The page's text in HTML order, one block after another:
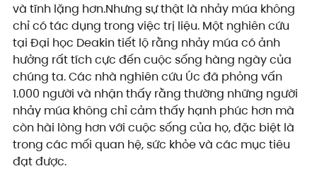
và tĩnh lặng hơn.Nhưng sự thật là nhảy múa không
chỉ có tác dụng trong việc trị liệu. Một nghiên cứu
tại Đại học Deakin tiết lộ rằng nhảy múa có ảnh
hưởng rất tích cực đến cuộc sống hàng ngày của
chúng ta. Các nhà nghiên cứu Úc đã phỏng vấn
1.000 người và nhận thấy rằng thường những người
nhảy múa không chỉ cảm thấy hạnh phúc hơn mà
còn hài lòng hơn với cuộc sống của họ, đặc biệt là
trong các mối quan hệ, sức khỏe và các mục tiêu
đạt được.